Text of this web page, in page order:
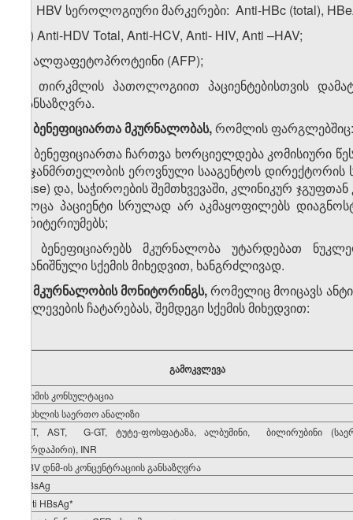
ზ) HBV სეროლოგიური მარკერები: Anti-HBc (total),
თ) Anti-HDV Total, Anti-HCV, Anti- HIV, Anti –HAV;
ი) ალფაფეტოპროტეინი (AFP);
კ) თირკმლის პათოლოგიით პაციენტებისთვის
განსაზღვრა.
ბენეფიციართა მკურნალობას,რომლის ფარგლებშიც:
ა) ბენეფიციართა ჩართვა ხორციელდება კომისიური
− ჯანმრთელობის ეროვნული სააგენტოს
case) და, საჭიროების შემთხვევაში, კლინიკურ
როცა პაციენტი სრულად არ აკმაყოფილებს
კრიტერიუმებს;
ბ) ბენეფიციარებს მკურნალობა უტარდებათ
დანიშნული სქემის მიხედვით, ხანგრძლივად.
4.მკურნალობის მონიტორინგს,რომელიც მოიცავს
კვლევების ჩატარებას, შემდეგი სქემის მიხედვით:
გამოკვლევა
ექიმის კონსულტაცია
სისხლის საერთო ანალიზი
ALT, AST, G-GT, ტუტე-ფოსფატაზა, ალბუმინი, ბილირუბინი
პირდაპირი), INR
HBV დნმ-ის კონცენტრაციის განსაზღვრა
HBsAg
Anti HBsAg*